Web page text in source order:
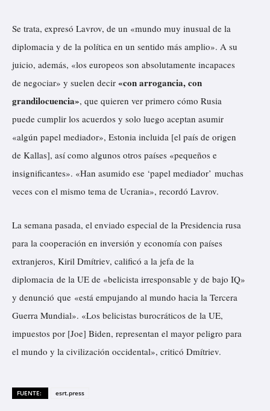
Se trata, expresó Lavrov, de un «mundo muy inusual de la
diplomacia y de la política en un sentido más amplio». A su
juicio, además, «los europeos son absolutamente incapaces
de negociar» y suelen decir «con arrogancia, con
grandilocuencia», que quieren ver primero cómo Rusia
puede cumplir los acuerdos y solo luego aceptan asumir
«algún papel mediador», Estonia incluida [el país de origen
de Kallas], así como algunos otros países «pequeños e
insignificantes». «Han asumido ese ‘papel mediador’ muchas
veces con el mismo tema de Ucrania», recordó Lavrov.
La semana pasada, el enviado especial de la Presidencia rusa
para la cooperación en inversión y economía con países
extranjeros, Kiril Dmítriev, calificó a la jefa de la
diplomacia de la UE de «belicista irresponsable y de bajo IQ»
y denunció que «está empujando al mundo hacia la Tercera
Guerra Mundial». «Los belicistas burocráticos de la UE,
impuestos por [Joe] Biden, representan el mayor peligro para
el mundo y la civilización occidental», criticó Dmítriev.
FUENTE: esrt.press